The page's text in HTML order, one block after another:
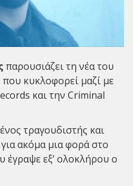
παρουσιάζει τη νέα του
που κυκλοφορεί μαζί με
και την Criminal
τραγουδιστής και
ακόμα μια φορά στο
έγραψε εξ’ ολοκλήρου ο